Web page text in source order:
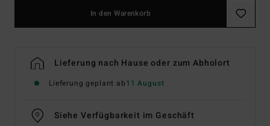
In den Warenkorb
Lieferung nach Hause oder zum Abholort
Lieferung geplant ab11 August
Siehe Verfügbarkeit im Geschäft